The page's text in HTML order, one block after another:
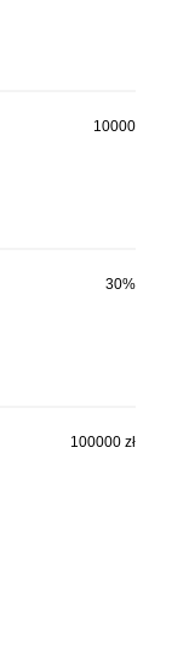
10000
30%
100000 zł